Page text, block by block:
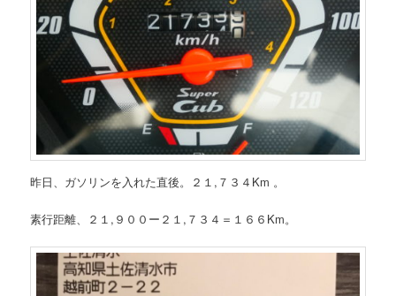
昨日、ガソリンを入れた直後。２１,７３４Km 。
素行距離、２１,９００ー２１,７３４＝１６６Km。